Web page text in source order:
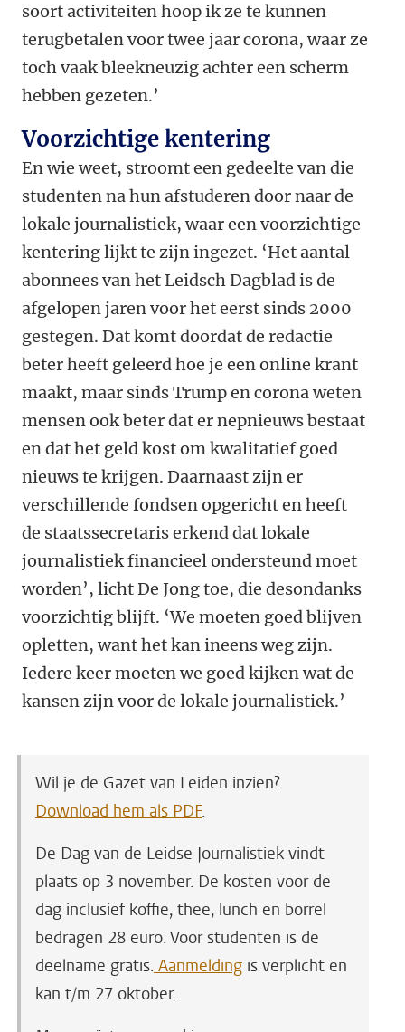
soort activiteiten hoop ik ze te kunnen
terugbetalen voor twee jaar corona, waar ze
toch vaak bleekneuzig achter een scherm
hebben gezeten.’
Voorzichtige kentering
En wie weet, stroomt een gedeelte van die
studenten na hun afstuderen door naar de
lokale journalistiek, waar een voorzichtige
kentering lijkt te zijn ingezet. ‘Het aantal
abonnees van het Leidsch Dagblad is de
afgelopen jaren voor het eerst sinds 2000
gestegen. Dat komt doordat de redactie
beter heeft geleerd hoe je een online krant
maakt, maar sinds Trump en corona weten
mensen ook beter dat er nepnieuws bestaat
en dat het geld kost om kwalitatief goed
nieuws te krijgen. Daarnaast zijn er
verschillende fondsen opgericht en heeft
de staatssecretaris erkend dat lokale
journalistiek financieel ondersteund moet
worden’, licht De Jong toe, die desondanks
voorzichtig blijft. ‘We moeten goed blijven
opletten, want het kan ineens weg zijn.
Iedere keer moeten we goed kijken wat de
kansen zijn voor de lokale journalistiek.’
Wil je de Gazet van Leiden inzien?
Download hem als PDF.
De Dag van de Leidse Journalistiek vindt
plaats op 3 november. De kosten voor de
dag inclusief koffie, thee, lunch en borrel
bedragen 28 euro. Voor studenten is de
deelname gratis. Aanmelding is verplicht en
kan t/m 27 oktober.